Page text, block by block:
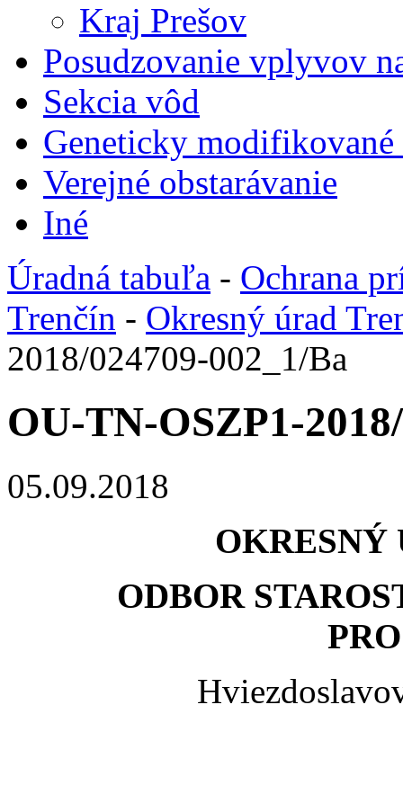
Kraj Prešov
Posudzovanie vplyvov
Sekcia vôd
Geneticky
Verejné obstarávanie
Iné
Úradná tabuľa - Ochrana
Trenčín - Okresný úrad
2018/024709-002_1/Ba
OU-TN-OSZP1-
05.09.2018
OKRESNÝ
ODBOR